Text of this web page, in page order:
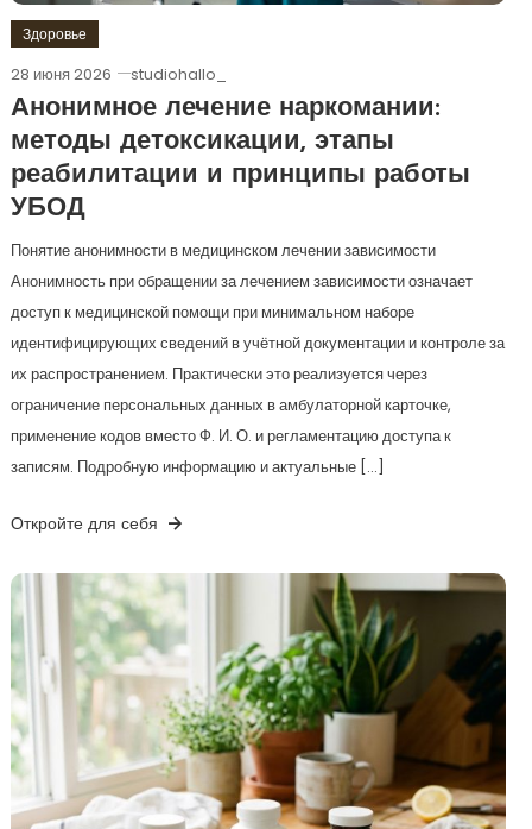
Здоровье
28 июня 2026 studiohallo_
Анонимное лечение наркомании:
методы детоксикации, этапы
реабилитации и принципы работы
УБОД
Понятие анонимности в медицинском лечении зависимости
Анонимность при обращении за лечением зависимости означает
доступ к медицинской помощи при минимальном наборе
идентифицирующих сведений в учётной документации и контроле за
их распространением. Практически это реализуется через
ограничение персональных данных в амбулаторной карточке,
применение кодов вместо Ф. И. О. и регламентацию доступа к
записям. Подробную информацию и актуальные […]
Откройте для себя